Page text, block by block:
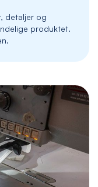
detaljer og
produktet.